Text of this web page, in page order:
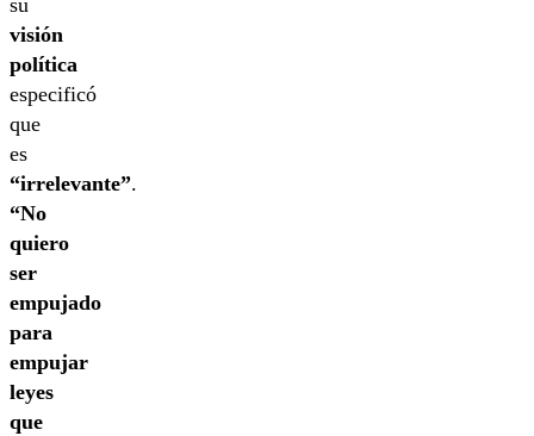
su
visión
política
especificó
que
es
“irrelevante”.
“No
quiero
ser
empujado
para
empujar
leyes
que